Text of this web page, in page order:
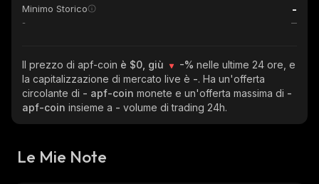
Minimo Storico -
-
Il prezzo di apf-coin è $0, giù -% nelle ultime 24 ore, e
la capitalizzazione di mercato live è -. Ha un'offerta
circolante di - apf-coin monete e un'offerta massima di -
apf-coin insieme a - volume di trading 24h.
Le Mie Note